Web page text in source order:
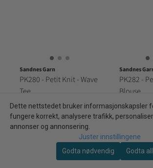
Sandnes Garn
PK280 - Petit Knit - Wave
Tee
79,00kr
På lager
Sandnes
PK282 -
Blouse
79,00kr
På lager
Dette nettstedet bruker informasjonskapsler
fungere korrekt, analysere trafikk,
annonser og annonsering.
Juster innstillingene
Godta nødvendig
Godta